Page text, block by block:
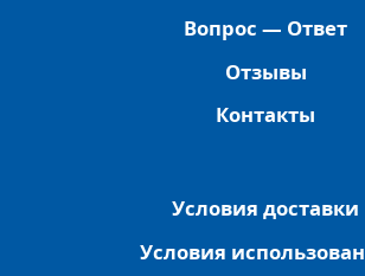
Вопрос — Ответ
Отзывы
Контакты
Условия доставки
Условия